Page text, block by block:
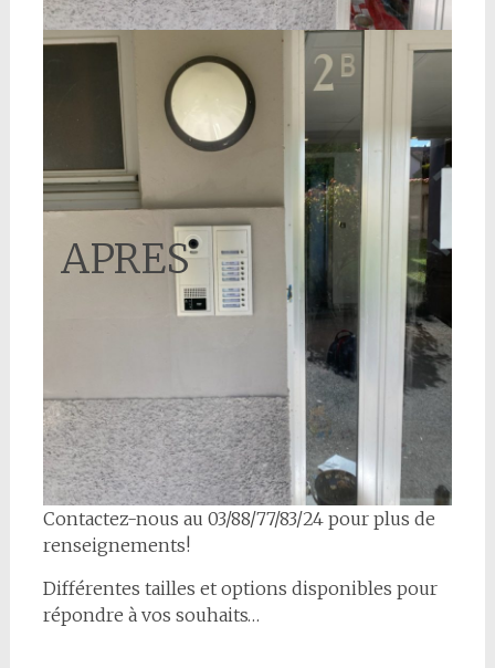
APRES
Contactez-nous au 03/88/77/83/24 pour plus de
renseignements!
Différentes tailles et options disponibles pour
répondre à vos souhaits…